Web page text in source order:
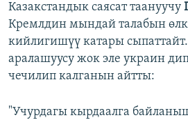
Казакстандык саясат таануучу
Кремлдин мындай талабын
кийлигишүү катары
аралашуусу жок эле украин
чечилип калганын айтты:
"Учурдагы кырдаалга